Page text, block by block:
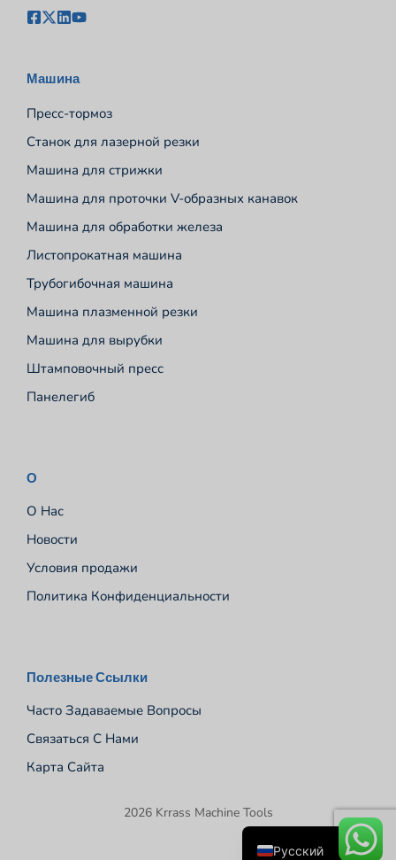
Машина
Пресс-тормоз
Станок для лазерной резки
Машина для стрижки
Машина для проточки V-образных канавок
Машина для обработки железа
Листопрокатная машина
Трубогибочная машина
Машина плазменной резки
Машина для вырубки
Штамповочный пресс
Панелегиб
О
О Нас
Новости
Условия продажи
Политика Конфиденциальности
Полезные Ссылки
Часто Задаваемые Вопросы
Связаться С Нами
Карта Сайта
2026 Krrass Machine Tools
Русский